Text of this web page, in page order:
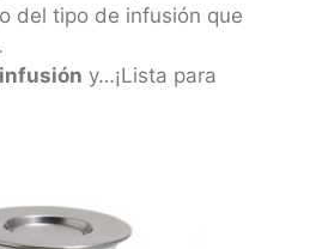
del tipo de infusión que
y…¡Lista para